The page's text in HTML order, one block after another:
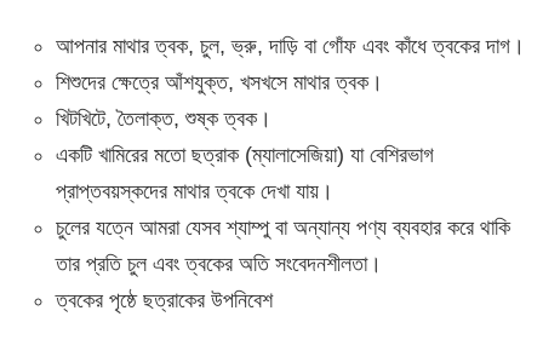
আপনার মাথার ত্বক, চুল, ভ্রু, দাড়ি বা গোঁফ এবং কাঁধে ত্বকের দাগ।
শিশুদের ক্ষেত্রে আঁশযুক্ত, খসখসে মাথার ত্বক।
খিটখিটে, তৈলাক্ত, শুষ্ক ত্বক।
একটি খামিরের মতো ছত্রাক (ম্যালাসেজিয়া) যা বেশিরভাগ
প্রাপ্তবয়স্কদের মাথার ত্বকে দেখা যায়।
চুলের যত্নে আমরা যেসব শ্যাম্পু বা অন্যান্য পণ্য ব্যবহার করে থাকি
তার প্রতি চুল এবং ত্বকের অতি সংবেদনশীলতা।
ত্বকের পৃষ্ঠে ছত্রাকের উপনিবেশ